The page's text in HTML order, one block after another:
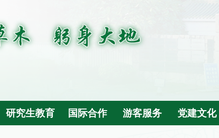
研究生教育 国际合作 游客服务 党建文化